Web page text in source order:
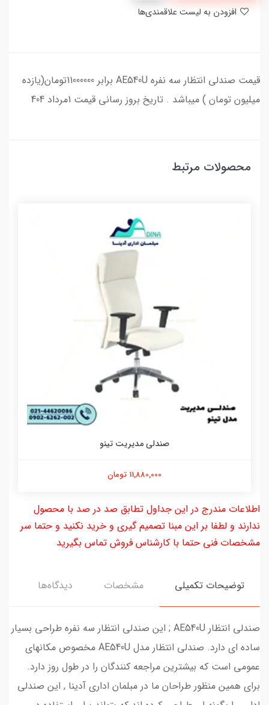
قیمت صندلی انتظار سه نفره AE540U برابر 11000000تومان(یازده
میلیون تومان ) میباشد . تاریخ بروز رسانی قیمت 1مرداد 404
محصولات مرتبط
صندلی مدیریت تینو
11,880,000 تومان
اطلاعات مندرج در این جداول تطابق صد در صد با محصول
ندارند و لطفا بر این مبنا تصمیم گیری و خرید نکنید و حتما سر
مشخصات فنی حتما با کارشناس فروش تماس بگیرید
توضیحات تکمیلی مشخصات دیدگاه‌ها
صندلی انتظار AE540U ; این صندلی انتظار سه نفره طراحی بسیار
ساده ای دارد. صندلی انتظار مدل AE540U مخصوص مکانهای
عمومی است که بیشترین مراجعه کنندگان را در طول روز دارد.
برای همین منظور طراحان ما در مبلمان اداری آدینا , این صندلی